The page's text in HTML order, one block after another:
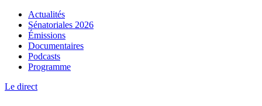
Actualités
Sénatoriales 2026
Émissions
Documentaires
Podcasts
Programme
Le direct